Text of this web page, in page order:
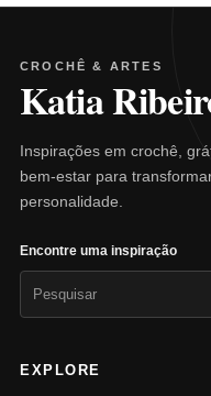
CROCHÊ & ARTES
Katia
Inspirações em crochê,
bem-estar para
personalidade.
Encontre uma inspiração
EXPLORE